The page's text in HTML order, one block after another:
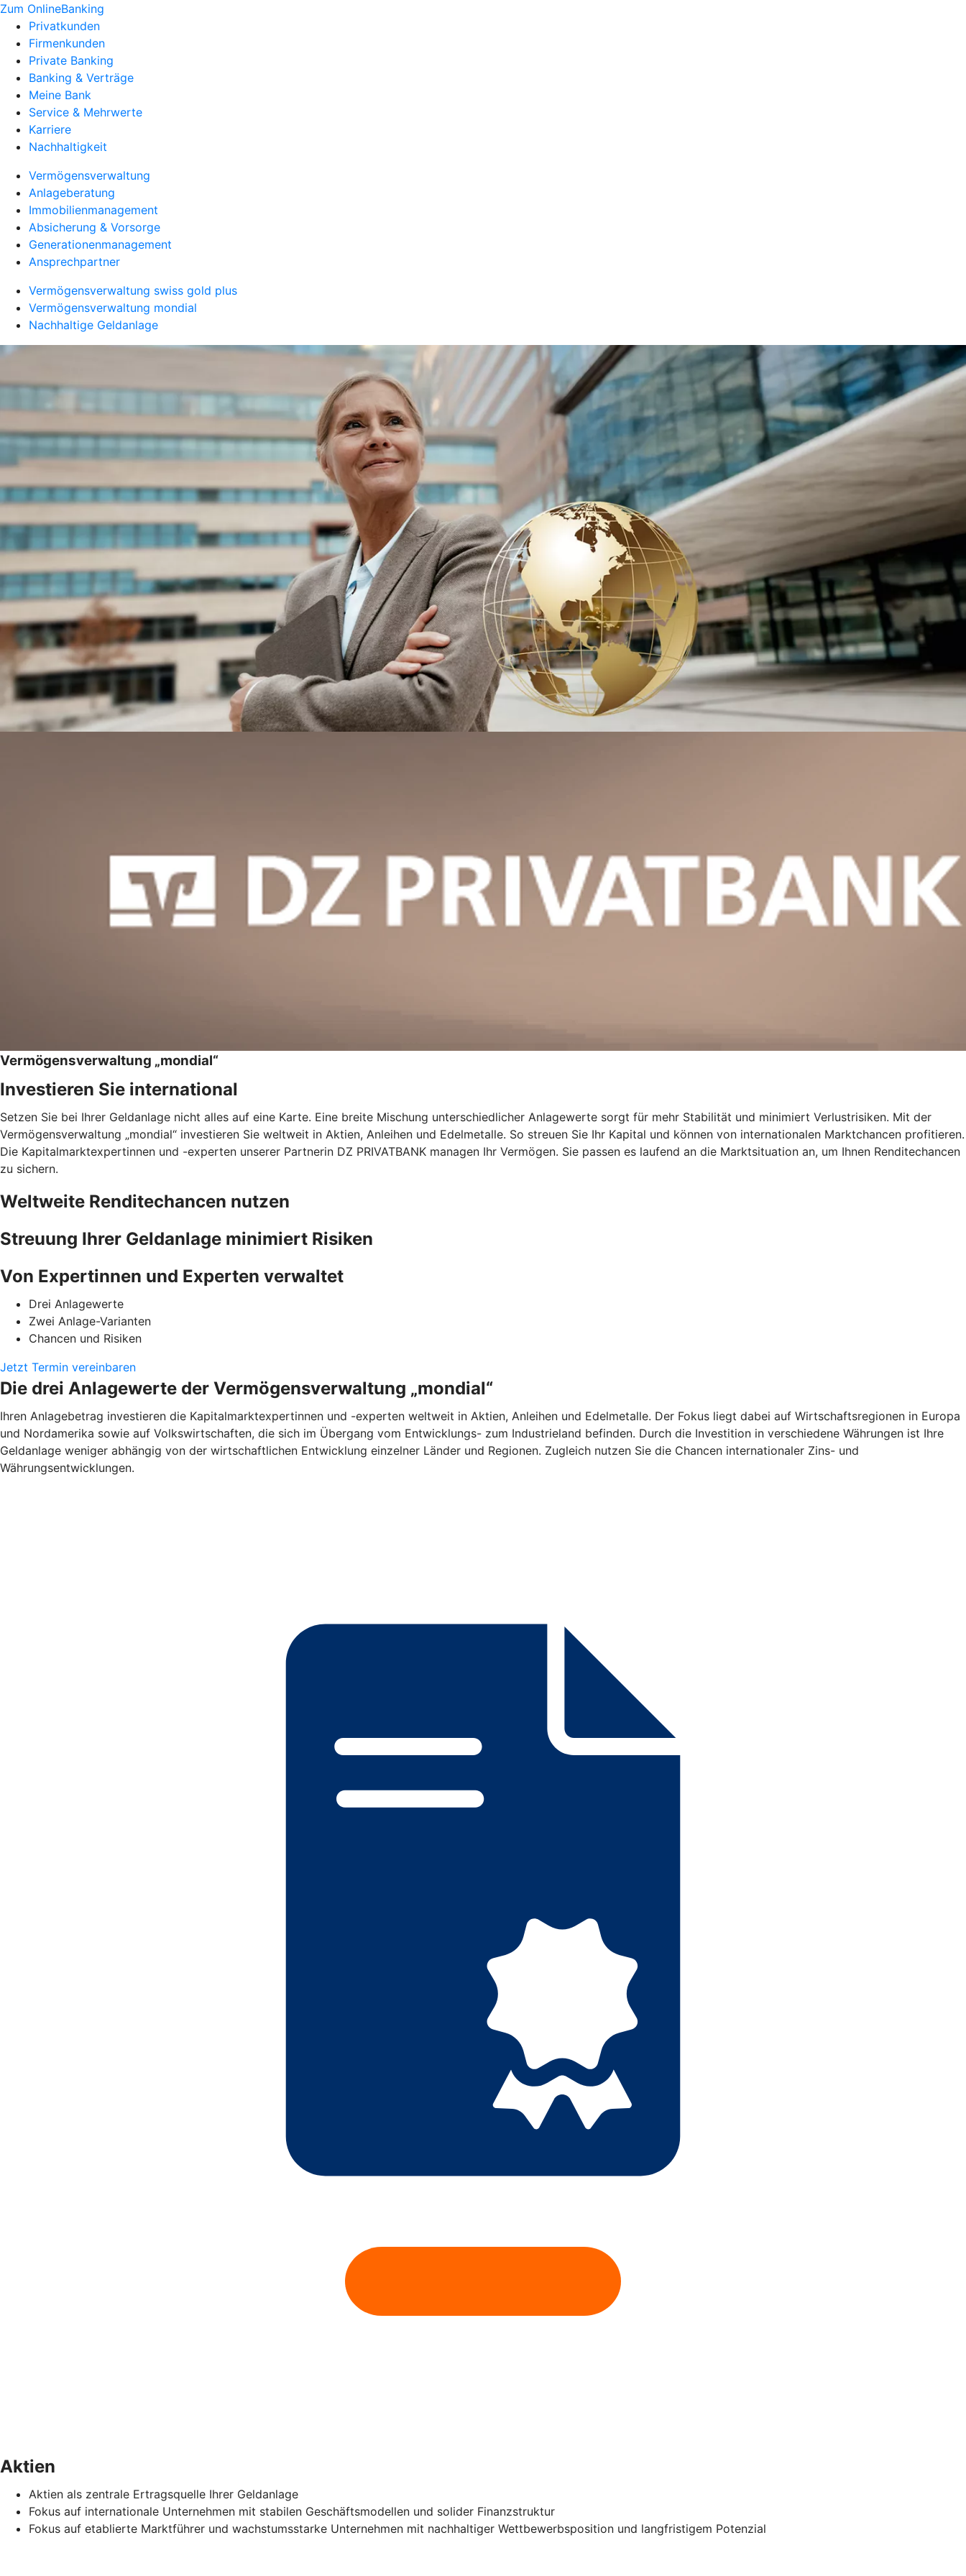
Zum OnlineBanking
Privatkunden
Firmenkunden
Private Banking
Banking & Verträge
Meine Bank
Service & Mehrwerte
Karriere
Nachhaltigkeit
Vermögensverwaltung
Anlageberatung
Immobilienmanagement
Absicherung & Vorsorge
Generationenmanagement
Ansprechpartner
Vermögensverwaltung swiss gold plus
Vermögensverwaltung mondial
Nachhaltige Geldanlage
Vermögensverwaltung „mondial“
Investieren Sie international
Setzen Sie bei Ihrer Geldanlage nicht alles auf eine Karte. Eine breite Mischung unterschiedlicher Anlagewerte sorgt für mehr Stabilität und minimiert Verlustrisiken. Mit der
Vermögensverwaltung „mondial“ investieren Sie weltweit in Aktien, Anleihen und Edelmetalle. So streuen Sie Ihr Kapital und können von internationalen Marktchancen profitieren.
Die Kapitalmarktexpertinnen und -experten unserer Partnerin DZ PRIVATBANK managen Ihr Vermögen. Sie passen es laufend an die Marktsituation an, um Ihnen Renditechancen
zu sichern.
Weltweite Renditechancen nutzen
Streuung Ihrer Geldanlage minimiert Risiken
Von Expertinnen und Experten verwaltet
Drei Anlagewerte
Zwei Anlage-Varianten
Chancen und Risiken
Jetzt Termin vereinbaren
Die drei Anlagewerte der Vermögensverwaltung „mondial“
Ihren Anlagebetrag investieren die Kapitalmarktexpertinnen und -experten weltweit in Aktien, Anleihen und Edelmetalle. Der Fokus liegt dabei auf Wirtschaftsregionen in Europa
und Nordamerika sowie auf Volkswirtschaften, die sich im Übergang vom Entwicklungs- zum Industrieland befinden. Durch die Investition in verschiedene Währungen ist Ihre
Geldanlage weniger abhängig von der wirtschaftlichen Entwicklung einzelner Länder und Regionen. Zugleich nutzen Sie die Chancen internationaler Zins- und
Währungsentwicklungen.
Aktien
Aktien als zentrale Ertragsquelle Ihrer Geldanlage
Fokus auf internationale Unternehmen mit stabilen Geschäftsmodellen und solider Finanzstruktur
Fokus auf etablierte Marktführer und wachstumsstarke Unternehmen mit nachhaltiger Wettbewerbsposition und langfristigem Potenzial